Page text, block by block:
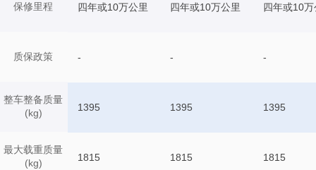
保修里程
质保政策
整车整备质量
(kg)
最大载重质量
(kg)
四年或10万公里 四年或10万公里 四年或10万
- - -
1395 1395 1395
1815 1815 1815